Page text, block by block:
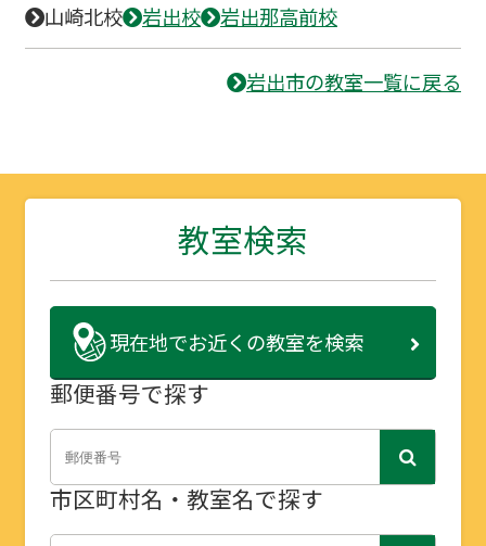
山崎北校 岩出校 岩出那高前校
岩出市の教室一覧に戻る
教室検索
現在地でお近くの教室を検索
郵便番号で探す
市区町村名・教室名で探す